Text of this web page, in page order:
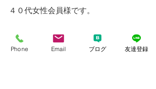
４０代女性会員様です。
お洋服の打ち合わせで
「写真用の服が
Phone Email ブログ 友達登録